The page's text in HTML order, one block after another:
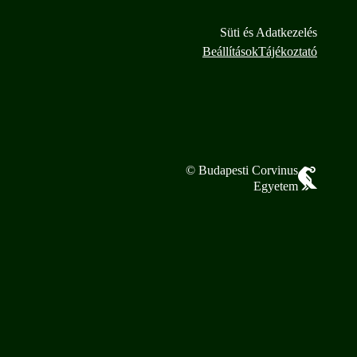
Süti és Adatkezelés
BeállításokTájékoztató
© Budapesti Corvinus
Egyetem